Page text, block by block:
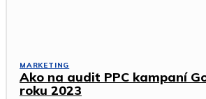
MARKETING
Ako na audit PPC kampaní
roku 2023